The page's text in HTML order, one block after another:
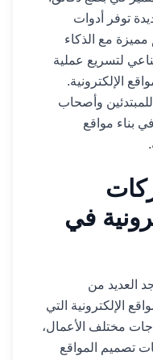
توفر أدوات
مع الذكاء
لتسريع عملية
الإلكترونية.
وأصحاب
بناء مواقع
في
العديد من
الإلكترونية التي
مختلف الأعمال،
تصميم المواقع